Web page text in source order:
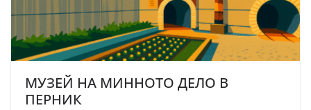
МУЗЕЙ НА МИННОТО ДЕЛО В
ПЕРНИК